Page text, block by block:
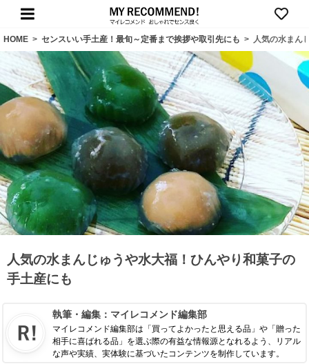
HOME > センスいい手土産！最旬～定番まで挨拶や取引先にも > 人気の水まん
人気の水まんじゅうや水大福！ひんやり和菓子の
手土産にも
執筆・編集： マイレコメンド編集部
マイレコメンド編集部は「買ってよかったと思える品」や「贈った
相手に喜ばれる品」を選ぶ際の有益な情報源となれるよう、リアル
な声や実績、実体験に基づいたコンテンツを制作しています。